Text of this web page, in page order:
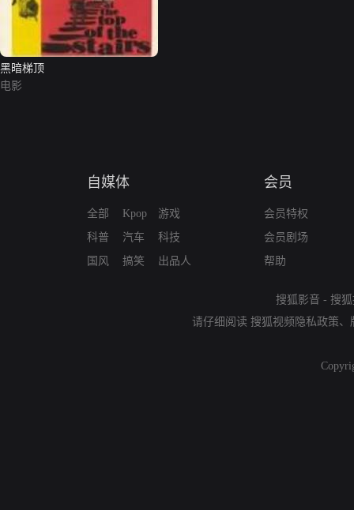
黑暗梯顶
电影
自媒体
全部
科普
国风
Kpop
汽车
搞笑
游戏
科技
出品人
会员
会员特权
会员剧场
帮助
搜狐影音 - 搜
请仔细阅读 搜狐视频隐私政策、